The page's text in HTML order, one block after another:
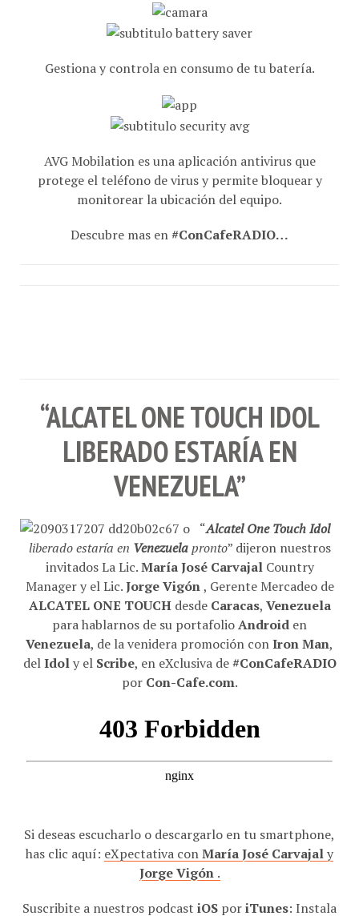
Gestiona y controla en consumo de tu batería.
AVG Mobilation es una aplicación antivirus que
protege el teléfono de virus y permite bloquear y
monitorear la ubicación del equipo.
Descubre mas en #ConCafeRADIO…
“ALCATEL ONE TOUCH IDOL
LIBERADO ESTARÍA EN
VENEZUELA”
“Alcatel One Touch Idol
liberado estaría en Venezuelapronto” dijeron nuestros
invitados La Lic. María José Carvajal Country
Manager y el Lic. Jorge Vigón
, Gerente Mercadeo de
ALCATEL ONE TOUCHdesde Caracas, Venezuela
para hablarnos de su portafolio Android en
Venezuela , de la venidera promoción con Iron Man
del Idol y el Scribe, en eXclusiva de#ConCafeRADIO
por Con-Cafe.com
Si deseas escucharlo o descargarlo en tu smartphone,
has clic aquí: eXpectativa con María José Carvajal y
Jorge Vigón
Suscribite a nuestros podcast iOS poriTunes: Instala